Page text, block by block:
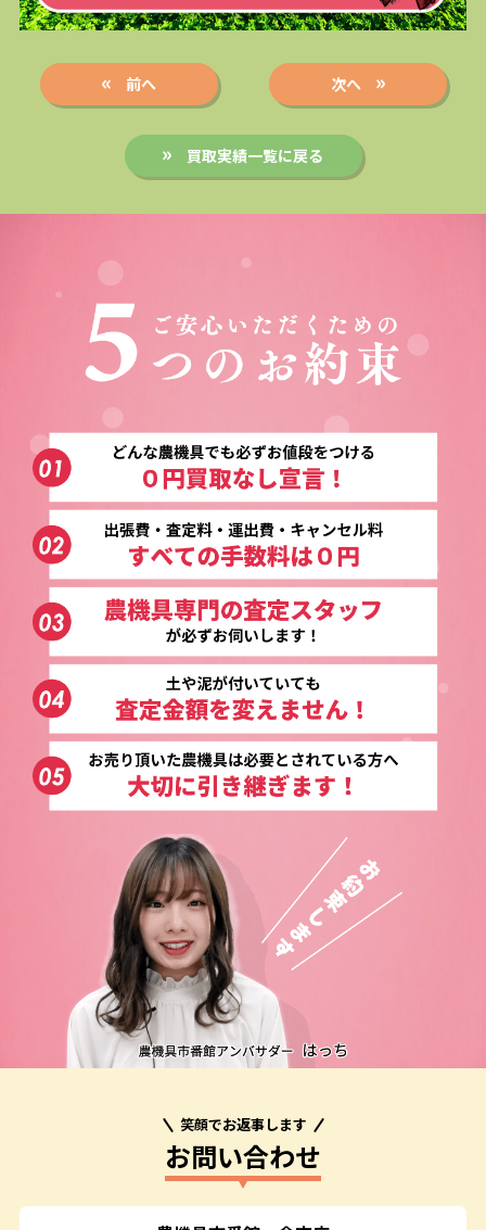
前へ 次へ
買取実績一覧に戻る
笑顔でお返事します
お問い合わせ